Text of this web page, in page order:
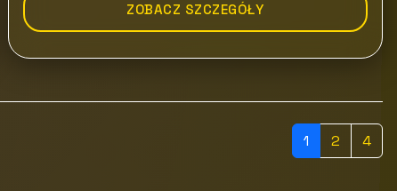
ZOBACZ SZCZEGÓŁY
1 2 4